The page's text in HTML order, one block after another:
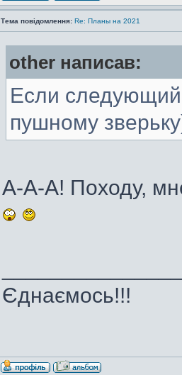
Тема повідомлення: Re: Планы на 2021
other написав:
Если следующий
пушному
А-А-А! Походу,
Єднаємось!!!